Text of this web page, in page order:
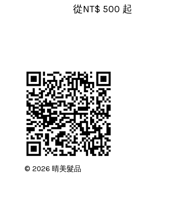
從NT$ 500 起
© 2026 晴美髮品